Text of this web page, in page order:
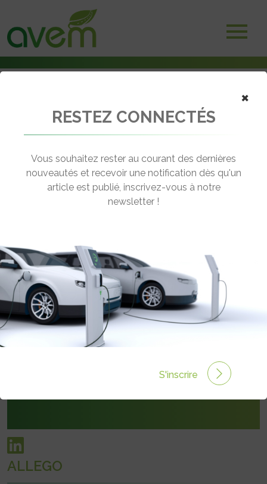
Bornes et systèmes de recharge
6 rue de Berri
75008 Paris
ALLEGO
×
RESTEZ CONNECTÉS
Vous souhaitez rester au courant des dernières
nouveautés et recevoir une notification dès qu'un
article est publié, inscrivez-vous à notre
newsletter !
S'inscrire